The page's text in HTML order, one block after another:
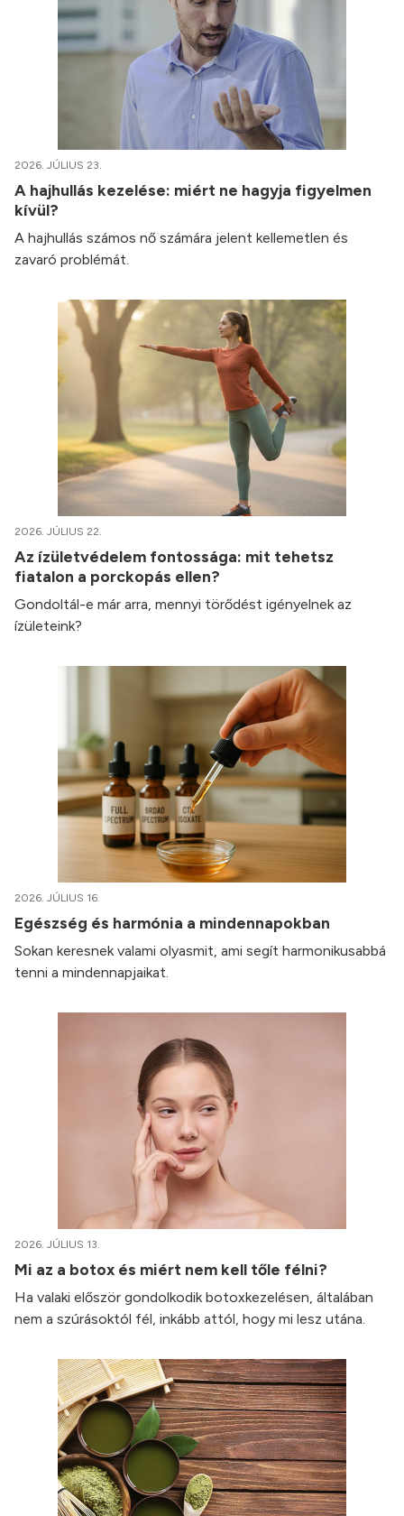
2026. JÚLIUS 23.
A hajhullás kezelése: miért ne hagyja figyelmen
kívül?
A hajhullás számos nő számára jelent kellemetlen és
zavaró problémát.
2026. JÚLIUS 22.
Az ízületvédelem fontossága: mit tehetsz
fiatalon a porckopás ellen?
Gondoltál-e már arra, mennyi törődést igényelnek az
ízületeink?
2026. JÚLIUS 16.
Egészség és harmónia a mindennapokban
Sokan keresnek valami olyasmit, ami segít harmonikusabbá
tenni a mindennapjaikat.
2026. JÚLIUS 13.
Mi az a botox és miért nem kell tőle félni?
Ha valaki először gondolkodik botoxkezelésen, általában
nem a szúrásoktól fél, inkább attól, hogy mi lesz utána.